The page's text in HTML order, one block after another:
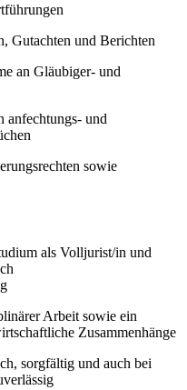
Gutachten und Berichten
an Gläubiger- und
anfechtungs- und
sowie
als Volljurist/in und
Arbeit sowie ein
Zusammenhänge
sorgfältig und auch bei